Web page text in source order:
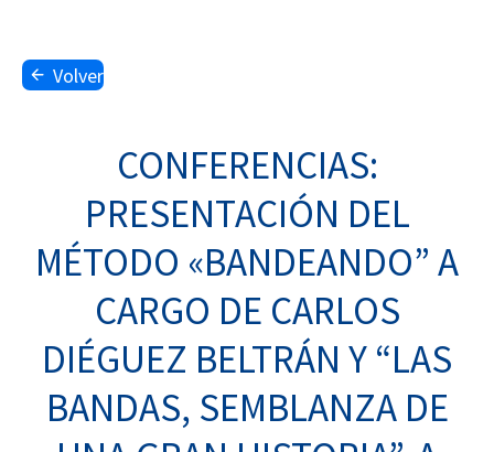
Volver
CONFERENCIAS:
PRESENTACIÓN DEL
MÉTODO «BANDEANDO” A
CARGO DE CARLOS
DIÉGUEZ BELTRÁN Y “LAS
BANDAS, SEMBLANZA DE